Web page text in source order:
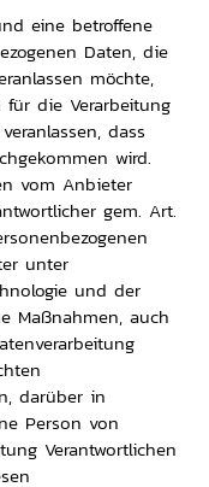
eine betroffene
Daten, die
möchte,
die Verarbeitung
dass
wird.
vom Anbieter
gem. Art.
unter
und der
Maßnahmen, auch
darüber in
Person von
Verantwortlichen